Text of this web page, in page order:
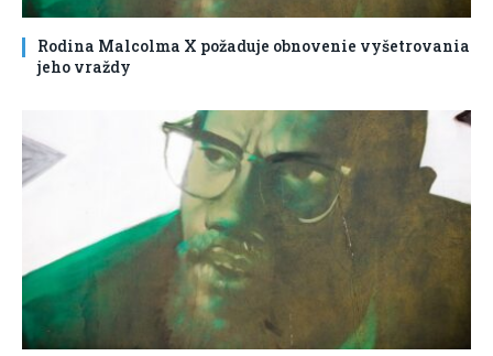
Rodina Malcolma X požaduje obnovenie vyšetrovania
jeho vraždy